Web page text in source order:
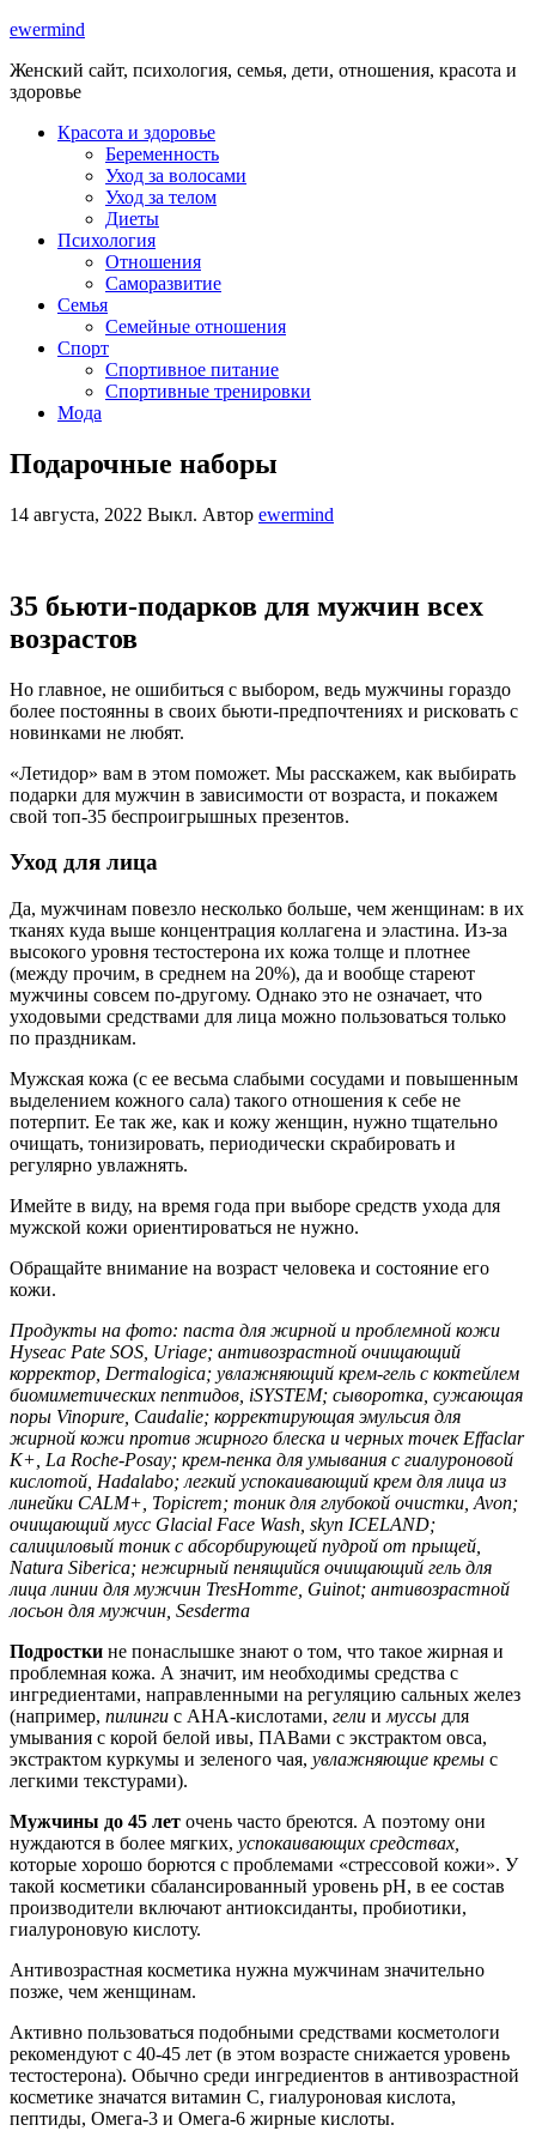
ewermind
Женский сайт, психология, семья, дети, отношения, красота и
здоровье
Красота и здоровье
Беременность
Уход за волосами
Уход за телом
Диеты
Психология
Отношения
Саморазвитие
Семья
Семейные отношения
Спорт
Спортивное питание
Спортивные тренировки
Мода
Подарочные наборы
14 августа, 2022 Выкл. Автор ewermind
35 бьюти-подарков для мужчин всех
возрастов
Но главное, не ошибиться с выбором, ведь мужчины гораздо
более постоянны в своих бьюти-предпочтениях и рисковать с
новинками не любят.
«Летидор» вам в этом поможет. Мы расскажем, как выбирать
подарки для мужчин в зависимости от возраста, и покажем
свой топ-35 беспроигрышных презентов.
Уход для лица
Да, мужчинам повезло несколько больше, чем женщинам: в их
тканях куда выше концентрация коллагена и эластина. Из-за
высокого уровня тестостерона их кожа толще и плотнее
(между прочим, в среднем на 20%), да и вообще стареют
мужчины совсем по-другому. Однако это не означает, что
уходовыми средствами для лица можно пользоваться только
по праздникам.
Мужская кожа (с ее весьма слабыми сосудами и повышенным
выделением кожного сала) такого отношения к себе не
потерпит. Ее так же, как и кожу женщин, нужно тщательно
очищать, тонизировать, периодически скрабировать и
регулярно увлажнять.
Имейте в виду, на время года при выборе средств ухода для
мужской кожи ориентироваться не нужно.
Обращайте внимание на возраст человека и состояние его
кожи.
Продукты на фото: паста для жирной и проблемной кожи
Hyseac Pate SOS, Uriage; антивозрастной очищающий
корректор, Dermalogica; увлажняющий крем-гель с коктейлем
биомиметических пептидов, iSYSTEM; сыворотка, сужающая
поры Vinopure, Caudalie; корректирующая эмульсия для
жирной кожи против жирного блеска и черных точек Effaclar
K+, La Roche-Posay; крем-пенка для умывания с гиалуроновой
кислотой, Hadalabo; легкий успокаивающий крем для лица из
линейки CALM+, Topicrem; тоник для глубокой очистки, Avon;
очищающий мусс Glacial Face Wash, skyn ICELAND;
салициловый тоник с абсорбирующей пудрой от прыщей,
Natura Siberica; нежирный пенящийся очищающий гель для
лица линии для мужчин TresHomme, Guinot; антивозрастной
лосьон для мужчин, Sesderma
Подростки не понаслышке знают о том, что такое жирная и
проблемная кожа. А значит, им необходимы средства с
ингредиентами, направленными на регуляцию сальных желез
(например, пилинги с АНА-кислотами, гели и муссы для
умывания с корой белой ивы, ПАВами с экстрактом овса,
экстрактом куркумы и зеленого чая, увлажняющие кремы с
легкими текстурами).
Мужчины до 45 лет очень часто бреются. А поэтому они
нуждаются в более мягких, успокаивающих средствах,
которые хорошо борются с проблемами «стрессовой кожи». У
такой косметики сбалансированный уровень pH, в ее состав
производители включают антиоксиданты, пробиотики,
гиалуроновую кислоту.
Антивозрастная косметика нужна мужчинам значительно
позже, чем женщинам.
Активно пользоваться подобными средствами косметологи
рекомендуют с 40-45 лет (в этом возрасте снижается уровень
тестостерона). Обычно среди ингредиентов в антивозрастной
косметике значатся витамин С, гиалуроновая кислота,
пептиды, Омега-3 и Омега-6 жирные кислоты.